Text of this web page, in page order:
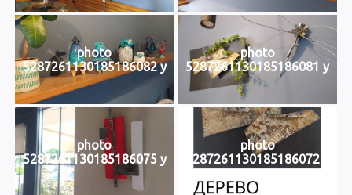
photo
5287261130185186082 y
photo
5287261130185186081 y
photo
5287261130185186075 y
photo
5287261130185186072 y